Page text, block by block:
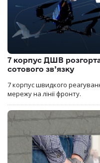
7 корпус ДШВ
сотового зв’язку
7 корпус швидкого
мережу на лінії фронту.